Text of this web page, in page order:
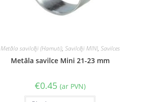
Metāla savilcēji (Hamuti), Savilcēji MINI, Savilces
Metāla savilce Mini 21-23 mm
€0.45 (ar PVN)